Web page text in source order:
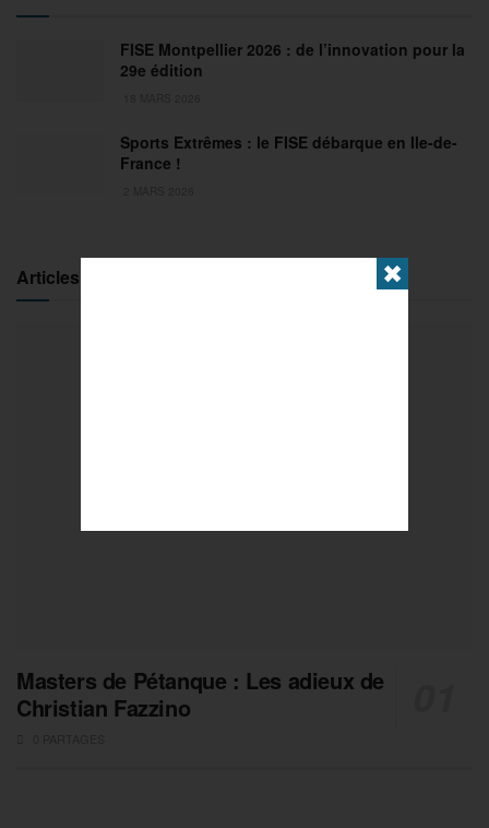
FISE Montpellier 2026 : de l’innovation pour la
29e édition
Sports Extrêmes : le FISE débarque en Ile-de-
France !
Articles populaires
Masters de Pétanque : Les adieux de
Christian Fazzino
✖